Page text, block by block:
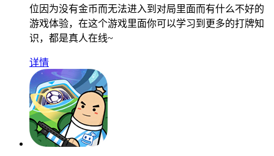
位因为没有金币而无法进入到对局里面而有什么不好的
游戏体验，在这个游戏里面你可以学习到更多的打牌知
识，都是真人在线~
详情